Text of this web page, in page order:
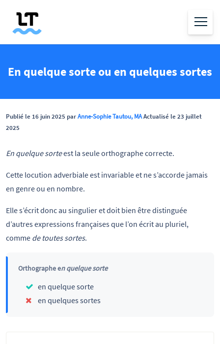
En quelque sorte ou en quelques sortes
Publié le 16 juin 2025 parAnne-Sophie Tautou, MAActualisé le 23 juillet
2025
En quelque sorteest la seule orthographe correcte.
Cette locution adverbiale est invariable et ne s’accorde jamais
en genre ou en nombre.
Elle s’écrit donc au singulier et doit bien être distinguée
d’autres expressions françaises que l’on écrit au pluriel,
comme de toutes sortes.
Orthographe en quelque sorte
en quelque sorte
en quelques sortes